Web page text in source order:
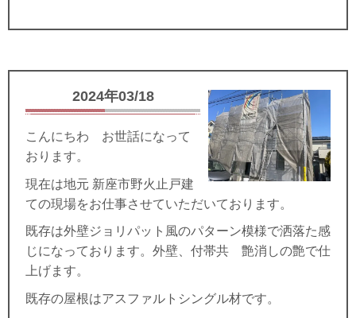
2024年03/18
こんにちわ お世話になって
おります。
現在は地元 新座市野火止戸建
ての現場をお仕事させていただいております。
既存は外壁ジョリパット風のパターン模様で洒落た感
じになっております。外壁、付帯共 艶消しの艶で仕
上げます。
既存の屋根はアスファルトシングル材です。